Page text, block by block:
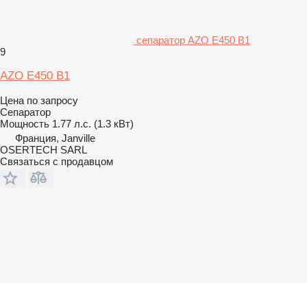
сепаратор AZO E450 B1
9
AZO E450 B1
Цена по запросу
Сепаратор
Мощность 1.77 л.с. (1.3 кВт)
Франция, Janville
OSERTECH SARL
Связаться с продавцом